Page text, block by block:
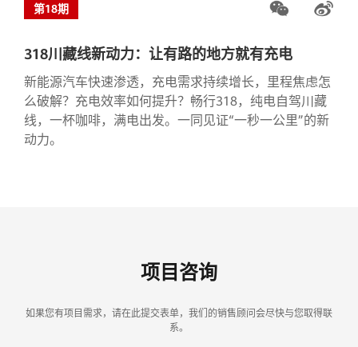
第18期
318川藏线新动力：让有路的地方就有充电
新能源汽车快速渗透，充电需求持续增长，里程焦虑怎
么破解？充电效率如何提升？畅行318，纯电自驾川藏
线，一杯咖啡，满电出发。一同见证“一秒一公里”的新
动力。
项目咨询
如果您有项目需求，请在此提交表单，我们的销售顾问会尽快与您取得联
系。